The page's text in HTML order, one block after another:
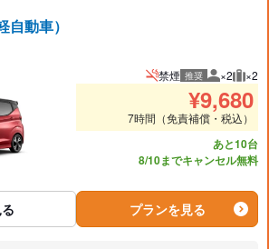
自動車）
禁煙 推奨 推奨人数
×2 推奨
×2
¥9,680
7時間（免責補償・税込）
あと10台
8/10までキャンセル無料
プランを見る